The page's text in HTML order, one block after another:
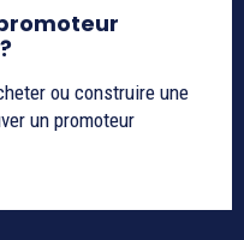
ou construire une
un promoteur